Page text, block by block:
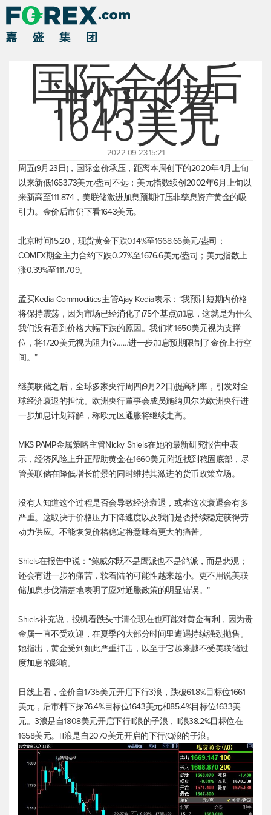
国际金价后
市仍下看
1643美元
2022-09-23 15:21
周五(9月23日)，国际金价承压，距离本周创下的2020年4月上旬
以来新低1653.73美元/盎司不远； 美元指数续创2002年6月上旬以
来新高至111.874，美联储激进加息预期打压非孳息资产黄金的吸
引力。金价后市仍下看1643美元。
北京时间15:20， 现货黄金下跌0.14%至1668.66美元/盎司；
COMEX期金主力合约下跌0.27%至1676.6美元/盎司； 美元指数上
涨0.39%至111.709。
孟买Kedia Commodities主管Ajay Kedia表示：“我预计短期内价格
将保持震荡，因为市场已经消化了(75个基点)加息，这就是为什么
我们没有看到价格大幅下跌的原因。我们将1650美元视为支撑
位，将1720美元视为阻力位……进一步加息预期限制了金价上行空
间。”
继美联储之后，全球多家央行周四(9月22日)提高利率，引发对全
球经济衰退的担忧。欧洲央行董事会成员施纳贝尔为欧洲央行进
一步加息计划辩解，称欧元区通胀将继续走高。
MKS PAMP金属策略主管Nicky Shiels在她的最新研究报告中表
示，经济风险上升正帮助黄金在1660美元附近找到稳固底部，尽
管美联储在降低增长前景的同时维持其激进的货币政策立场。
没有人知道这个过程是否会导致经济衰退，或者这次衰退会有多
严重。这取决于价格压力下降速度以及我们是否持续稳定获得劳
动力供应。不能恢复价格稳定将意味着更大的痛苦。
Shiels在报告中说：“鲍威尔既不是鹰派也不是鸽派，而是悲观；
还会有进一步的痛苦，软着陆的可能性越来越小。更不用说美联
储加息步伐清楚地表明了应对通胀政策的明显错误。”
Shiels补充说，投机看跌头寸清仓现在也可能对黄金有利，因为贵
金属一直不受欢迎，在夏季的大部分时间里遭遇持续强劲抛售。
她指出，黄金受到如此严重打击，以至于它越来越不受美联储过
度加息的影响。
日线上看，金价自1735美元开启下行3浪，跌破61.8%目标位1661
美元，后市料下探76.4%目标位1643美元和85.4%目标位1633美
元。3浪是自1808美元开启下行III浪的子浪，III浪38.2%目标位在
1658美元。III浪是自2070美元开启的下行(C)浪的子浪。